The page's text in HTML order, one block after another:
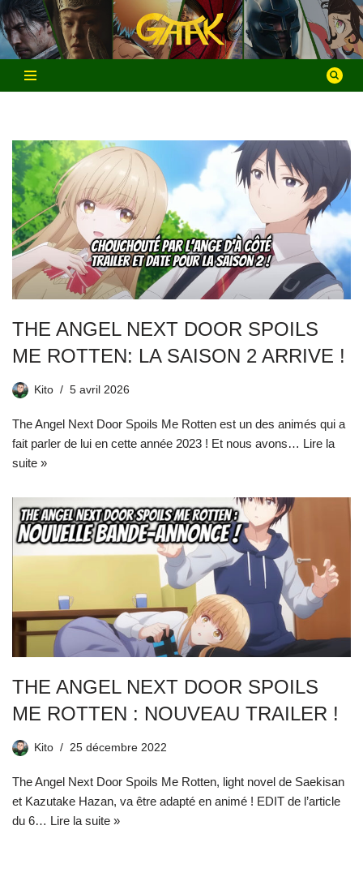
Aller
au
contenu
THE ANGEL NEXT DOOR SPOILS
ME ROTTEN: LA SAISON 2 ARRIVE !
Kito 5 avril 2026
The Angel Next Door Spoils Me Rotten est un des animés qui a
fait parler de lui en cette année 2023 ! Et nous avons… Lire la
suite »
THE ANGEL NEXT DOOR SPOILS
ME ROTTEN : NOUVEAU TRAILER !
Kito 25 décembre 2022
The Angel Next Door Spoils Me Rotten, light novel de Saekisan
et Kazutake Hazan, va être adapté en animé ! EDIT de l’article
du 6… Lire la suite »